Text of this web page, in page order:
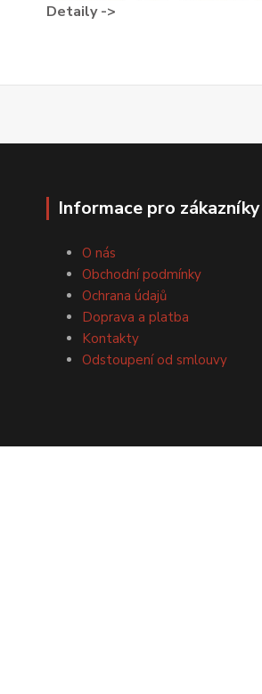
Detaily ->
Informace pro zákazníky
O nás
Obchodní podmínky
Ochrana údajů
Doprava a platba
Kontakty
Odstoupení od smlouvy